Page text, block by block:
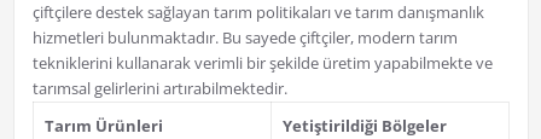
çiftçilere destek sağlayan tarım politikaları ve tarım danışmanlık
hizmetleri bulunmaktadır. Bu sayede çiftçiler, modern tarım
tekniklerini kullanarak verimli bir şekilde üretim yapabilmekte ve
tarımsal gelirlerini artırabilmektedir.
Tarım Ürünleri
Yetiştirildiği Bölgeler